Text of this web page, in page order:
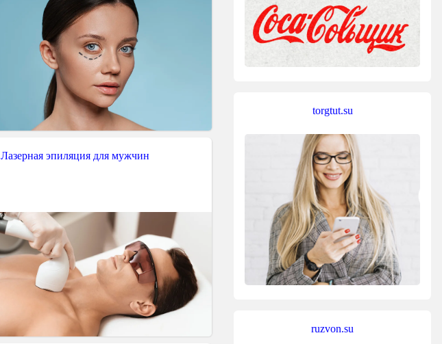
Лазерная эпиляция для мужчин
torgtut.su
ruzvon.su